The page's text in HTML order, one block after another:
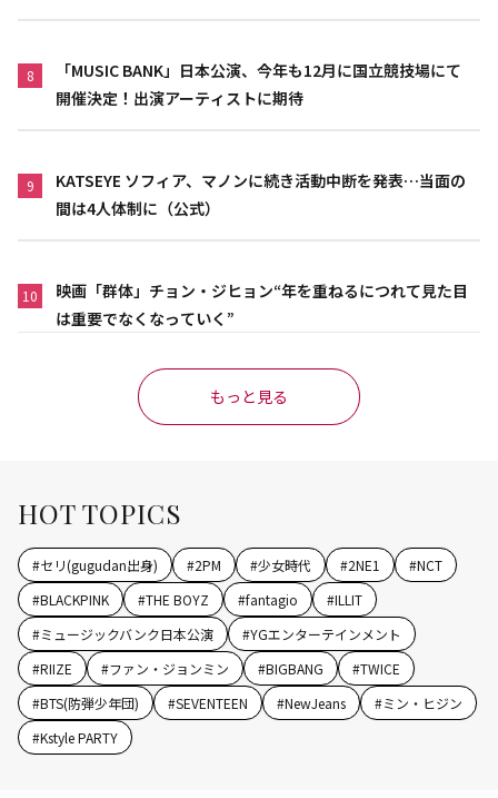
8
「MUSIC BANK」日本公演、今年も12月に国立競技場にて
開催決定！出演アーティストに期待
9
KATSEYE ソフィア、マノンに続き活動中断を発表…当面の
間は4人体制に（公式）
10
映画「群体」チョン・ジヒョン“年を重ねるにつれて見た目
は重要でなくなっていく”
もっと見る
HOT TOPICS
#セリ(gugudan出身) #2PM #少女時代 #2NE1 #NCT
#BLACKPINK #THE BOYZ #fantagio #ILLIT
#ミュージックバンク日本公演 #YGエンターテインメント
#RIIZE #ファン・ジョンミン #BIGBANG #TWICE
#BTS(防弾少年団) #SEVENTEEN #NewJeans #ミン・ヒジン
#Kstyle PARTY